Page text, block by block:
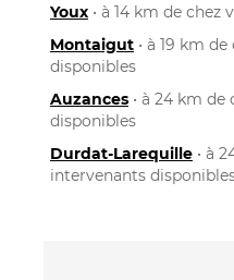
Youx • à 14 km de chez
Montaigut • à 19 km
disponibles
Auzances • à 24 km de
disponibles
Durdat-Larequille • à
intervenants